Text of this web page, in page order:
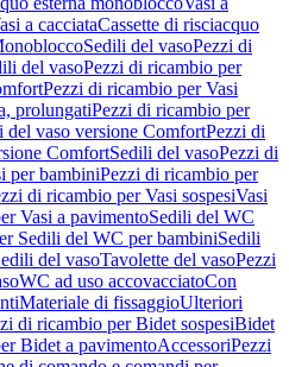
a cacciataCassette di risciacquo
Sedili del vasoPezzi di
del vasoPezzi di ricambio per
Pezzi di ricambio per Vasi
prolungatiPezzi di ricambio per
del vaso versione ComfortPezzi di
ComfortSedili del vasoPezzi di
per bambiniPezzi di ricambio per
di ricambio per Vasi sospesiVasi
Vasi a pavimentoSedili del WC
Sedili del WC per bambiniSedili
del vasoTavolette del vasoPezzi
WC ad uso accovacciatoCon
Materiale di fissaggioUlteriori
di ricambio per Bidet sospesiBidet
Bidet a pavimentoAccessoriPezzi